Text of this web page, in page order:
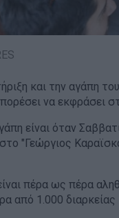
και την αγάπη
να
είναι όταν
"Γεώργιος
πέρα ως πέρα
από 1.000 διαρκείας